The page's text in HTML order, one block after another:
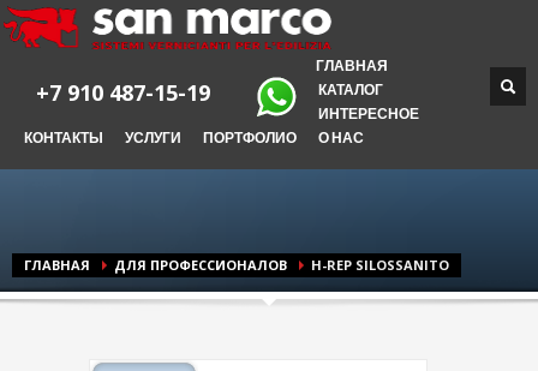
+7 910 487-15-19
ГЛАВНАЯ
КАТАЛОГ
ИНТЕРЕСНОЕ
КОНТАКТЫ
УСЛУГИ ПОРТФОЛИО О НАС
ГЛАВНАЯ ДЛЯ ПРОФЕССИОНАЛОВ H-REP SILOSSANITO